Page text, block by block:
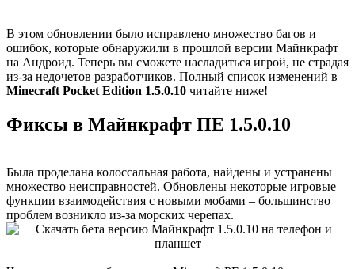
В этом обновлении было исправлено множество багов и
ошибок, которые обнаружили в прошлой версии Майнкрафт
на Андроид. Теперь вы сможете насладиться игрой, не страдая
из-за недочетов разработчиков. Полный список изменений в
Minecraft Pocket Edition 1.5.0.10 читайте ниже!
Фиксы в Майнкрафт ПЕ 1.5.0.10
Была проделана колоссальная работа, найдены и устранены
множество неисправностей. Обновлены некоторые игровые
функции взаимодействия с новыми мобами – большинство
проблем возникло из-за морских черепах.